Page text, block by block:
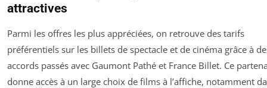
attractives
Parmi les offres les plus appréciées, on retrouve des tarifs
préférentiels sur les billets de spectacle et de cinéma grâce à
accords passés avec Gaumont Pathé et France Billet. Ce
donne accès à un large choix de films à l’affiche, notamment